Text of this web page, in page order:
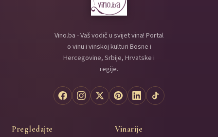
Vino.ba - Vaš vodič u svijet vina! Portal
o vinu i vinskoj kulturi Bosne i
Hercegovine, Srbije, Hrvatske i
regije.
Pregledajte Vinarije